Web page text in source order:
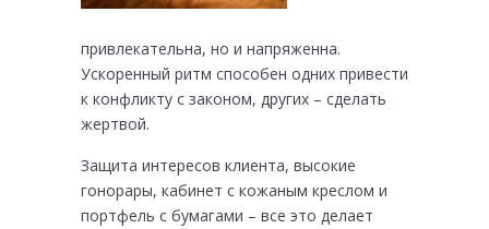
привлекательна, но и напряженна.
Ускоренный ритм способен одних привести
к конфликту с законом, других – сделать
жертвой.
Защита интересов клиента, высокие
гонорары, кабинет с кожаным креслом и
портфель с бумагами – все это делает